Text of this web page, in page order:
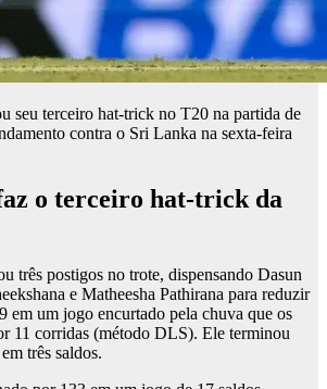
seu terceiro hat-trick no T20 na partida de
contra o Sri Lanka na sexta-feira
o terceiro hat-trick da
três postigos no trote, dispensando Dasun
e Matheesha Pathirana para reduzir
em um jogo encurtado pela chuva que os
11 corridas (método DLS). Ele terminou
três saldos.